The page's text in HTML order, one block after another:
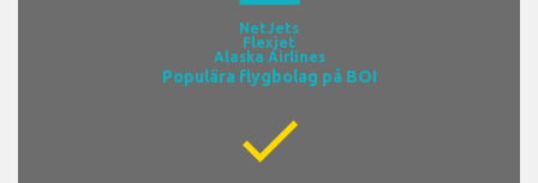
NetJets
Flexjet
Alaska Airlines
Populära flygbolag på BOI
check